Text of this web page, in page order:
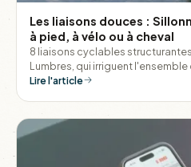
Les liaisons douces :
à pied, à vélo ou à cheval
8 liaisons cyclables
Lumbres, qui irriguent
et permettent de relier les
Lire l'article